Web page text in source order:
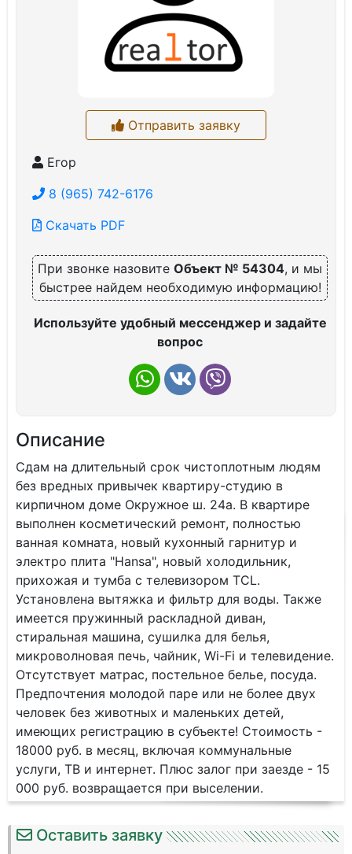
Отправить заявку
Егор
8 (965) 742-6176
Скачать PDF
При звонке назовите Объект № 54304, и мы
быстрее найдем необходимую информацию!
Используйте удобный мессенджер и задайте
вопрос
Описание
Сдам на длительный срок чистоплотным людям
без вредных привычек квартиру-студию в
кирпичном доме Окружное ш. 24а. В квартире
выполнен косметический ремонт, полностью
ванная комната, новый кухонный гарнитур и
электро плита "Hansa", новый холодильник,
прихожая и тумба с телевизором TCL.
Установлена вытяжка и фильтр для воды. Также
имеется пружинный раскладной диван,
стиральная машина, сушилка для белья,
микроволновая печь, чайник, Wi-Fi и телевидение.
Отсутствует матрас, постельное белье, посуда.
Предпочтения молодой паре или не более двух
человек без животных и маленьких детей,
имеющих регистрацию в субъекте! Стоимость -
18000 руб. в месяц, включая коммунальные
услуги, ТВ и интернет. Плюс залог при заезде - 15
000 руб. возвращается при выселении.
Оставить заявку